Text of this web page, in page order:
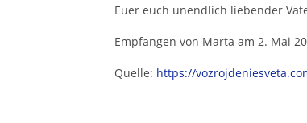
Euer euch unendlich liebender
Empfangen von Marta am 2. Mai
Quelle: https://